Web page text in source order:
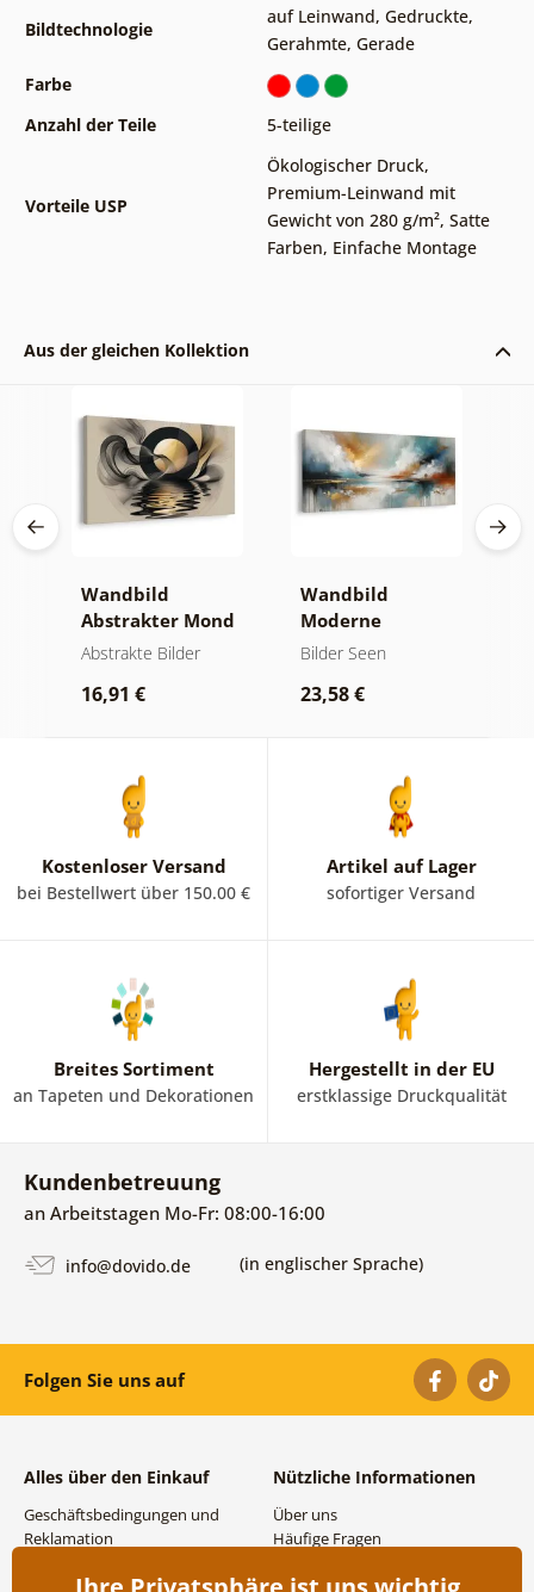
Bildtechnologie
auf Leinwand, Gedruckte,
Gerahmte, Gerade
Farbe
Anzahl der Teile
5-teilige
Vorteile USP
Ökologischer Druck,
Premium-Leinwand mit
Gewicht von 280 g/m², Satte
Farben, Einfache Montage
Aus der gleichen Kollektion
Wandbild
Abstrakter Mond
am Wasser
Abstrakte Bilder
16,91 €
Wandbild
Moderne
Abstraktion mit
Bilder Seen
23,58 €
Kostenloser Versand
bei Bestellwert über 150.00 €
Artikel auf Lager
sofortiger Versand
Breites Sortiment
an Tapeten und Dekorationen
Hergestellt in der EU
erstklassige Druckqualität
Kundenbetreuung
an Arbeitstagen Mo-Fr: 08:00-16:00
info@dovido.de (in englischer Sprache)
Folgen Sie uns auf
Alles über den Einkauf
Geschäftsbedingungen und
Reklamation
Versand- und
Nützliche Informationen
Über uns
Häufige Fragen
Großhandel und